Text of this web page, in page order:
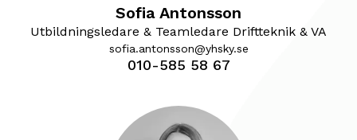
Sofia Antonsson
Utbildningsledare & Teamledare Driftteknik & VA
sofia.antonsson@yhsky.se
010-585 58 67